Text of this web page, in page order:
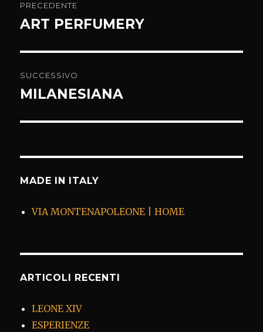
articoli
PRECEDENTE
Articolo
ART PERFUMERY
SUCCESSIVO
Articolo
MILANESIANA
MADE IN ITALY
VIA MONTENAPOLEONE | HOME
ARTICOLI RECENTI
LEONE XIV
ESPERIENZE